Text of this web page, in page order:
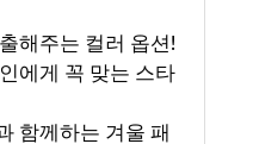
해주는 컬러 옵션!
에게 꼭 맞는 스타
함께하는 겨울 패